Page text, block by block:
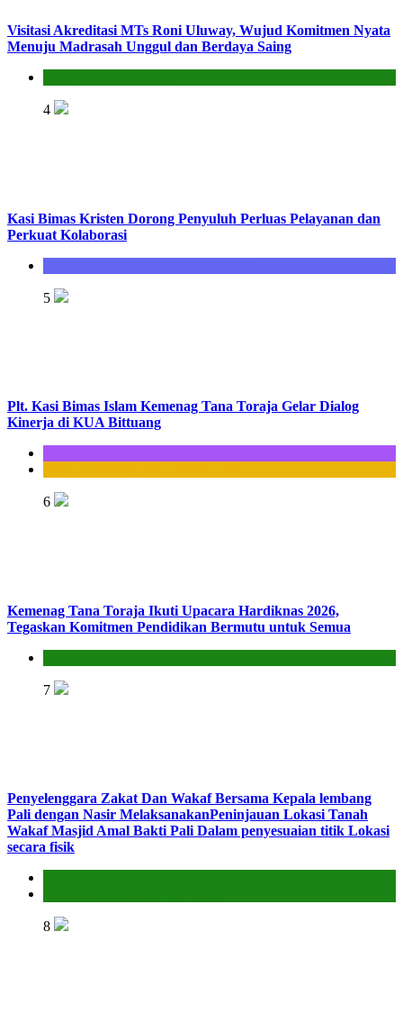
Visitasi Akreditasi MTs Roni Uluway, Wujud Komitmen Nyata
Menuju Madrasah Unggul dan Berdaya Saing
4
Kasi Bimas Kristen Dorong Penyuluh Perluas Pelayanan dan
Perkuat Kolaborasi
5
Plt. Kasi Bimas Islam Kemenag Tana Toraja Gelar Dialog
Kinerja di KUA Bittuang
6
Kemenag Tana Toraja Ikuti Upacara Hardiknas 2026,
Tegaskan Komitmen Pendidikan Bermutu untuk Semua
7
Penyelenggara Zakat Dan Wakaf Bersama Kepala lembang
Pali dengan Nasir MelaksanakanPeninjauan Lokasi Tanah
Wakaf Masjid Amal Bakti Pali Dalam penyesuaian titik Lokasi
secara fisik
8